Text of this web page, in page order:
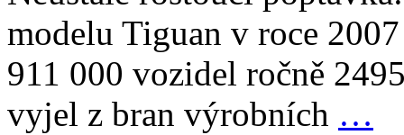
modelu Tiguan v roce
911 000 vozidel ročně
vyjel z bran výrobních …